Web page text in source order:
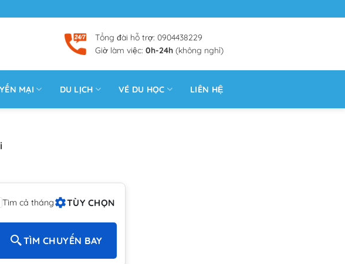
Tổng đài hỗ trợ: 0904438229
Giờ làm việc: 0h-24h (không nghỉ)
MẠI DU LỊCH VÉ DU HỌC LIÊN HỆ
Tìm cả tháng TÙY CHỌN
TÌM CHUYẾN BAY